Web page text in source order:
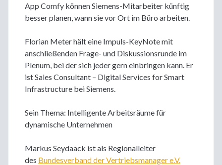
App Comfy können Siemens-Mitarbeiter künftig
besser planen, wann sie vor Ort im Büro arbeiten.
Florian Meter hält eine Impuls-KeyNote mit
anschließenden Frage- und Diskussionsrunde im
Plenum, bei der sich jeder gern einbringen kann. Er
ist Sales Consultant – Digital Services for Smart
Infrastructure bei Siemens.
Sein Thema: Intelligente Arbeitsräume für
dynamische Unternehmen
Markus Seydaack ist als Regionalleiter
des Bundesverband der Vertriebsmanager e.V.